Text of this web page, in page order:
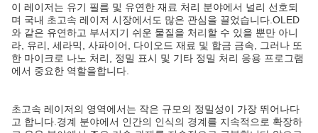
이 레이저는 유기 필름 및 유연한 재료 처리 분야에서 널리 선호되
며 국내 초고속 레이저 시장에서도 많은 관심을 끌었습니다.OLED
와 같은 유연하고 부서지기 쉬운 물질을 처리할 수 있을 뿐만 아니
라, 유리, 세라믹, 사파이어, 다이오드 재료 및 합금 금속, 그러나 또
한 마이크로 나노 처리, 정밀 표시 및 기타 정밀 처리 응용 프로그램
에서 중요한 역할을합니다.
초고속 레이저의 영역에서는 작은 규모의 정밀성이 가장 뛰어나다
고 합니다.경계 분야에서 인간의 인식의 경계를 지속적으로 확장하